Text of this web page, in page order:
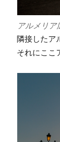
アルメリ
隣接したア
それにここ